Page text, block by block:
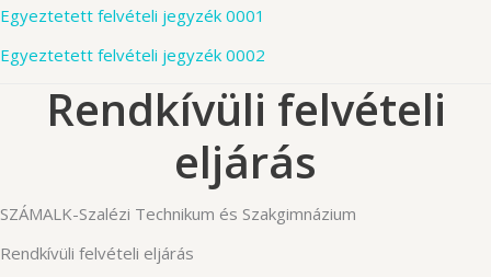
Egyeztetett felvételi jegyzék 0001
Egyeztetett felvételi jegyzék 0002
Rendkívüli felvételi
eljárás
SZÁMALK-Szalézi Technikum és Szakgimnázium
Rendkívüli felvételi eljárás